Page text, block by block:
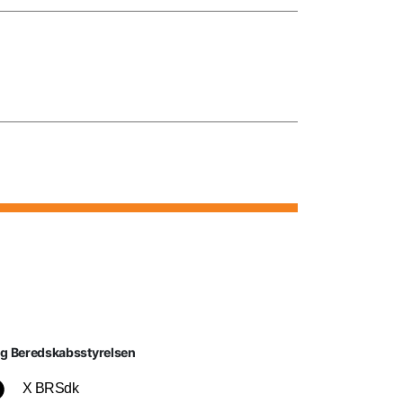
Beredskabsstyrelsen
X BRSdk